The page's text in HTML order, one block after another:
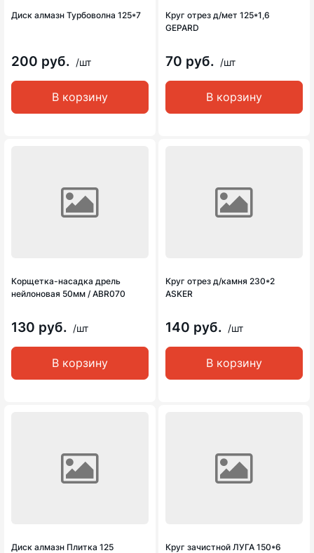
Диск алмазн Турбоволна 125*7
200 руб. /шт
В корзину
Круг отрез д/мет 125*1,6
GEPARD
70 руб. /шт
В корзину
Корщетка-насадка дрель
нейлоновая 50мм / ABR070
130 руб. /шт
В корзину
Круг отрез д/камня 230*2
ASKER
140 руб. /шт
В корзину
Диск алмазн Плитка 125
Круг зачистной ЛУГА 150*6